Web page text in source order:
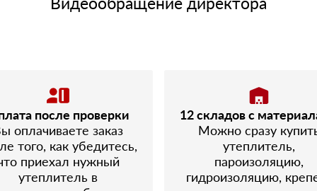
после проверки
оплачиваете заказ
того, как убедитесь,
приехал нужный
утеплитель в
12 складов с
Можно сразу
утеплитель,
пароизоляцию,
гидроизоляцию,